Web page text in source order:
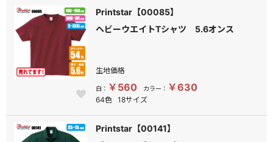
Printstar【00085】
ヘビーウエイトTシャツ 5.6オンス
生地価格
白： ￥560 カラー： ￥630
64色 18サイズ
Printstar【00141】